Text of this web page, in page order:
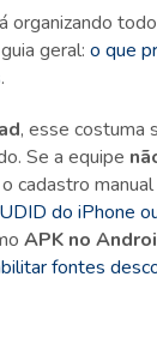
organizando
geral: o que
.
, esse costuma
Se a equipe
cadastro
do iPhone
APK no
fontes